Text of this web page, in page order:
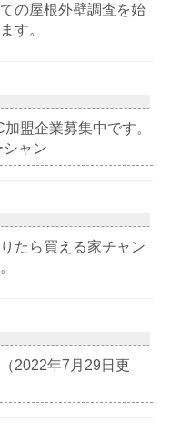
の屋根外壁調査を始
す。
盟企業募集中です。
ャン
たら買える家チャン
2022年7月29日更